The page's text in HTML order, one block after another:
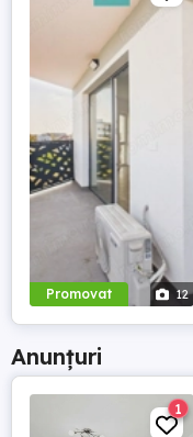
Promovat 12
Anunțuri
1